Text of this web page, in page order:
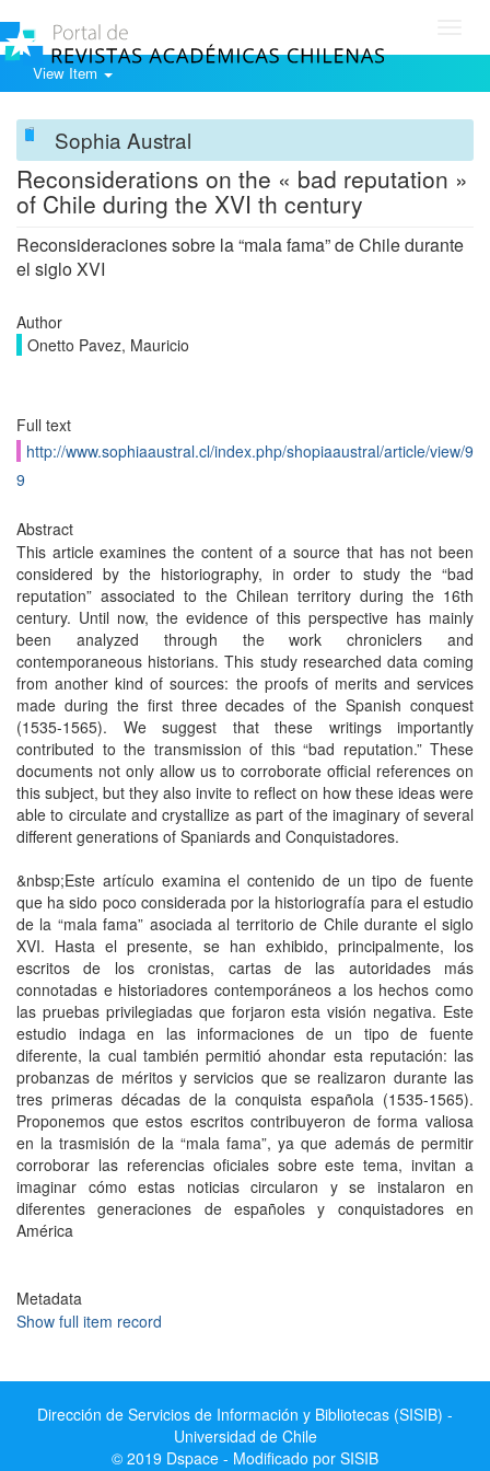
View Item
Sophia Austral
Reconsiderations on the « bad reputation »
of Chile during the XVI th century
Reconsideraciones sobre la “mala fama” de Chile durante
el siglo XVI
Author
Onetto Pavez, Mauricio
Full text
http://www.sophiaaustral.cl/index.php/shopiaaustral/article/view/9
9
Abstract
This article examines the content of a source that has not been
considered by the historiography, in order to study the “bad
reputation” associated to the Chilean territory during the 16th
century. Until now, the evidence of this perspective has mainly
been analyzed through the work chroniclers and
contemporaneous historians. This study researched data coming
from another kind of sources: the proofs of merits and services
made during the first three decades of the Spanish conquest
(1535-1565). We suggest that these writings importantly
contributed to the transmission of this “bad reputation.” These
documents not only allow us to corroborate official references on
this subject, but they also invite to reflect on how these ideas were
able to circulate and crystallize as part of the imaginary of several
different generations of Spaniards and Conquistadores.
&nbsp;Este artículo examina el contenido de un tipo de fuente
que ha sido poco considerada por la historiografía para el estudio
de la “mala fama” asociada al territorio de Chile durante el siglo
XVI. Hasta el presente, se han exhibido, principalmente, los
escritos de los cronistas, cartas de las autoridades más
connotadas e historiadores contemporáneos a los hechos como
las pruebas privilegiadas que forjaron esta visión negativa. Este
estudio indaga en las informaciones de un tipo de fuente
diferente, la cual también permitió ahondar esta reputación: las
probanzas de méritos y servicios que se realizaron durante las
tres primeras décadas de la conquista española (1535-1565).
Proponemos que estos escritos contribuyeron de forma valiosa
en la trasmisión de la “mala fama”, ya que además de permitir
corroborar las referencias oficiales sobre este tema, invitan a
imaginar cómo estas noticias circularon y se instalaron en
diferentes generaciones de españoles y conquistadores en
América
Metadata
Show full item record
Dirección de Servicios de Información y Bibliotecas (SISIB) -
Universidad de Chile
© 2019 Dspace - Modificado por SISIB